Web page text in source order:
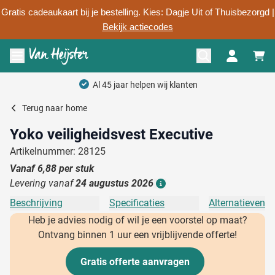
Gratis cadeaukaart bij je bestelling. Kies: Dagje Uit of Thuisbezorgd |
Bekijk actiecodes
Ga naar de inhoud
Menu openen
Al 45 jaar helpen wij klanten
Terug naar home
Yoko veiligheidsvest Executive
Artikelnummer: 28125
Vanaf6,88 per stuk
Levering vanaf24 augustus 2026
Beschrijving Specificaties
Alternatieven
Heb je advies nodig of wil je een voorstel op maat?
Ontvang binnen 1 uur een vrijblijvende offerte!
Gratis offerte aanvragen